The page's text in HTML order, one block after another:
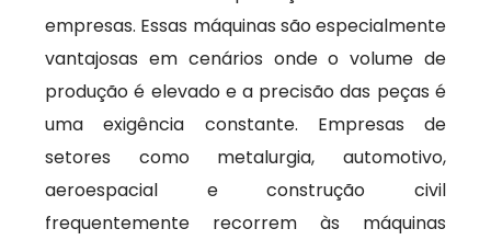
empresas. Essas máquinas são especialmente
vantajosas em cenários onde o volume de
produção é elevado e a precisão das peças é
uma exigência constante. Empresas de
setores como metalurgia, automotivo,
aeroespacial e construção civil
frequentemente recorrem às máquinas